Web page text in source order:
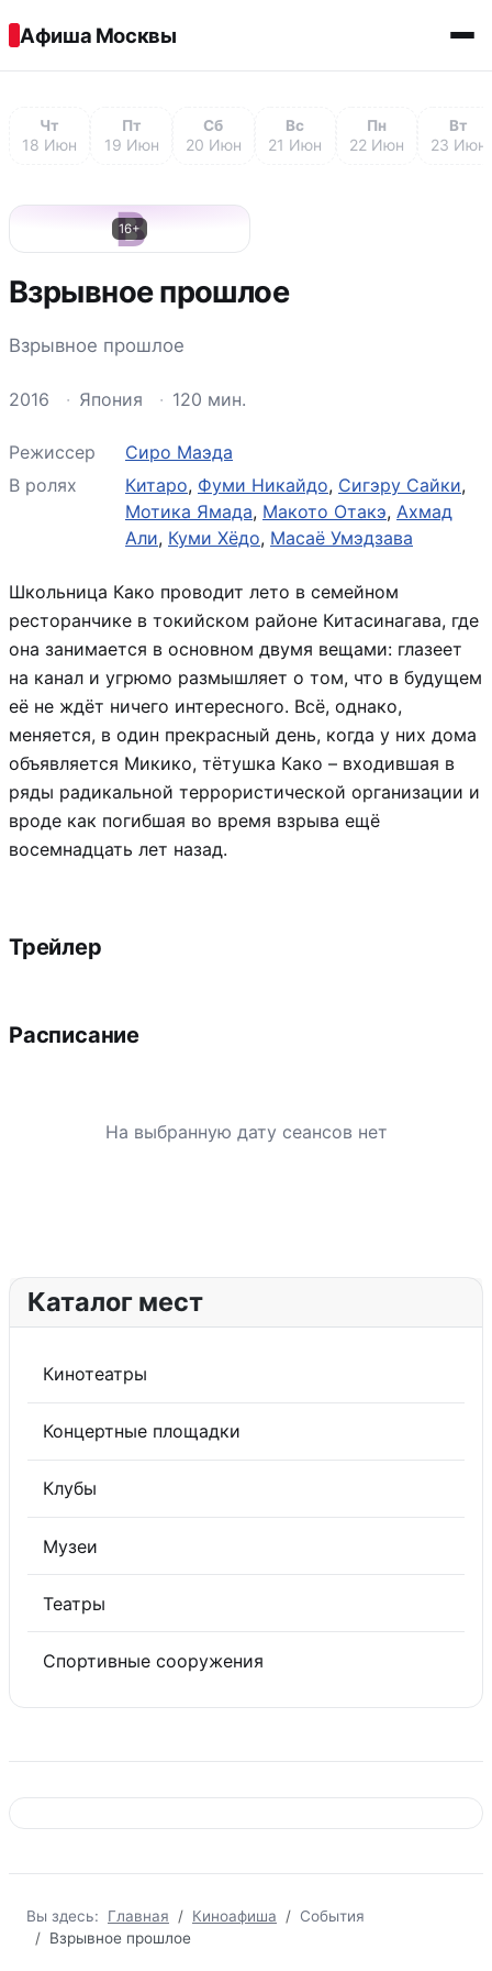
Афиша Москвы
Чт
18 Июн
Пт
19 Июн
Сб
20 Июн
Вс
21 Июн
Пн
22 Июн
Вт
23 Июн
В
16+
Взрывное прошлое
Взрывное прошлое
2016 · Япония · 120 мин.
Режиссер
Сиро Маэда
В ролях
Китаро, Фуми Никайдо, Сигэру Сайки,
Мотика Ямада, Макото Отакэ, Ахмад
Али, Куми Хёдо, Масаё Умэдзава
Школьница Како проводит лето в семейном
ресторанчике в токийском районе Китасинагава, где
она занимается в основном двумя вещами: глазеет
на канал и угрюмо размышляет о том, что в будущем
её не ждёт ничего интересного. Всё, однако,
меняется, в один прекрасный день, когда у них дома
объявляется Микико, тётушка Како – входившая в
ряды радикальной террористической организации и
вроде как погибшая во время взрыва ещё
восемнадцать лет назад.
Трейлер
Расписание
На выбранную дату сеансов нет
Каталог мест
Кинотеатры
Концертные площадки
Клубы
Музеи
Театры
Спортивные сооружения
Вы здесь: Главная Киноафиша
События
Взрывное прошлое